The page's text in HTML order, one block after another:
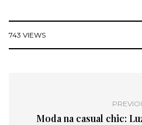
743 VIEWS
Moda na casual chic: